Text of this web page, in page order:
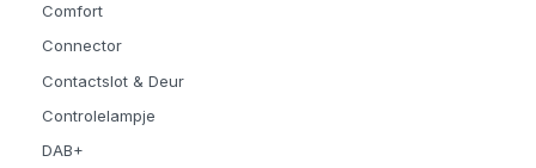
Comfort
Connector
Contactslot & Deur
Controlelampje
DAB+